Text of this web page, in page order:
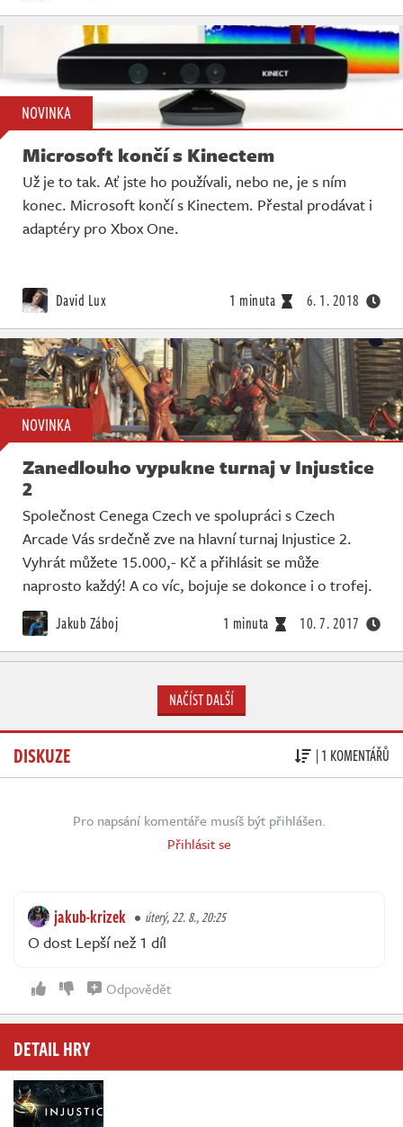
NOVINKA
Microsoft končí s Kinectem
Už je to tak. Ať jste ho používali, nebo ne, je s ním
konec. Microsoft končí s Kinectem. Přestal prodávat i
adaptéry pro Xbox One.
David Lux 1 minuta 6. 1. 2018
NOVINKA
Zanedlouho vypukne turnaj v Injustice
2
Společnost Cenega Czech ve spolupráci s Czech
Arcade Vás srdečně zve na hlavní turnaj Injustice 2.
Vyhrát můžete 15.000,- Kč a přihlásit se může
naprosto každý! A co víc, bojuje se dokonce i o trofej.
Jakub Záboj 1 minuta 10. 7. 2017
NAČÍST DALŠÍ
DISKUZE | 1 KOMENTÁŘŮ
Pro napsání komentáře musíš být přihlášen.
Přihlásit se
jakub-krizek úterý, 22. 8., 20:25
O dost Lepší než 1 díl
Odpovědět
DETAIL HRY